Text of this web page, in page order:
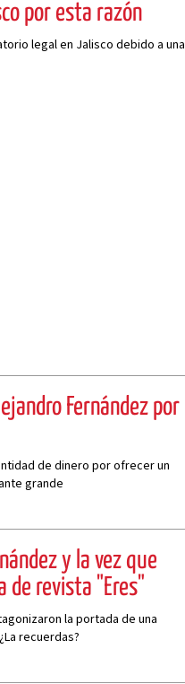
por esta razón
legal en Jalisco debido a una
Fernández por
de dinero por ofrecer un
grande
y la vez que
de revista "Eres"
la portada de una
recuerdas?